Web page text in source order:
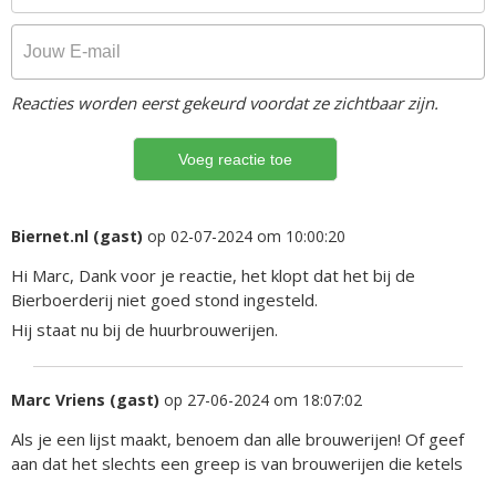
Reacties worden eerst gekeurd voordat ze zichtbaar zijn.
Biernet.nl (gast) op 02-07-2024 om 10:00:20
Hi Marc, Dank voor je reactie, het klopt dat het bij de
Bierboerderij niet goed stond ingesteld.
Hij staat nu bij de huurbrouwerijen.
Marc Vriens (gast) op 27-06-2024 om 18:07:02
Als je een lijst maakt, benoem dan alle brouwerijen! Of geef
aan dat het slechts een greep is van brouwerijen die ketels